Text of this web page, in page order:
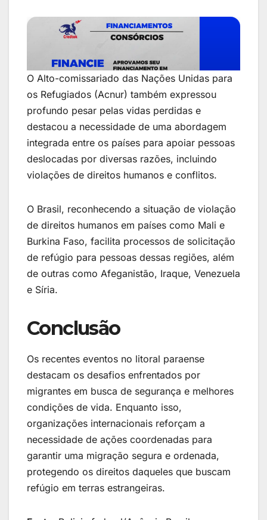
O Alto-comissariado das Nações Unidas para
os Refugiados (Acnur) também expressou
profundo pesar pelas vidas perdidas e
destacou a necessidade de uma abordagem
integrada entre os países para apoiar pessoas
deslocadas por diversas razões, incluindo
violações de direitos humanos e conflitos.
O Brasil, reconhecendo a situação de violação
de direitos humanos em países como Mali e
Burkina Faso, facilita processos de solicitação
de refúgio para pessoas dessas regiões, além
de outras como Afeganistão, Iraque, Venezuela
e Síria.
Conclusão
Os recentes eventos no litoral paraense
destacam os desafios enfrentados por
migrantes em busca de segurança e melhores
condições de vida. Enquanto isso,
organizações internacionais reforçam a
necessidade de ações coordenadas para
garantir uma migração segura e ordenada,
protegendo os direitos daqueles que buscam
refúgio em terras estrangeiras.